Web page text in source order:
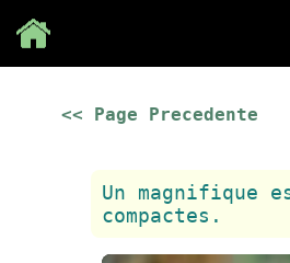
<< Page Precedente
Un magnifique
compactes.